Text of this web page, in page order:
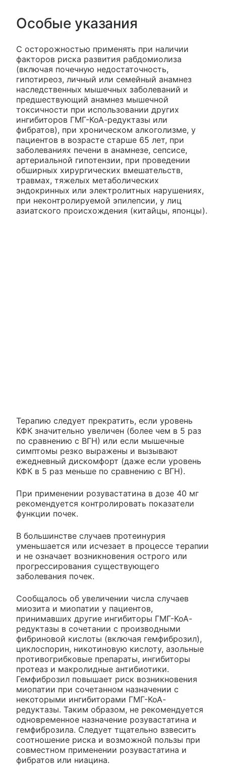
Особые указания
С осторожностью применять при наличии
факторов риска развития рабдомиолиза
(включая почечную недостаточность,
гипотиреоз, личный или семейный анамнез
наследственных мышечных заболеваний и
предшествующий анамнез мышечной
токсичности при использовании других
ингибиторов ГМГ-КоА-редуктазы или
фибратов), при хроническом алкоголизме, у
пациентов в возрасте старше 65 лет, при
заболеваниях печени в анамнезе, сепсисе,
артериальной гипотензии, при проведении
обширных хирургических вмешательств,
травмах, тяжелых метаболических
эндокринных или электролитных нарушениях,
при неконтролируемой эпилепсии, у лиц
азиатского происхождения (китайцы, японцы).
Терапию следует прекратить, если уровень
КФК значительно увеличен (более чем в 5 раз
по сравнению с ВГН) или если мышечные
симптомы резко выражены и вызывают
ежедневный дискомфорт (даже если уровень
КФК в 5 раз меньше по сравнению с ВГН).
При применении розувастатина в дозе 40 мг
рекомендуется контролировать показатели
функции почек.
В большинстве случаев протеинурия
уменьшается или исчезает в процессе терапии
и не означает возникновения острого или
прогрессирования существующего
заболевания почек.
Сообщалось об увеличении числа случаев
миозита и миопатии у пациентов,
принимавших другие ингибиторы ГМГ-КоА-
редуктазы в сочетании с производными
фибриновой кислоты (включая гемфиброзил),
циклоспорин, никотиновую кислоту, азольные
противогрибковые препараты, ингибиторы
протеаз и макролидные антибиотики.
Гемфиброзил повышает риск возникновения
миопатии при сочетанном назначении с
некоторыми ингибиторами ГМГ-КоА-
редуктазы. Таким образом, не рекомендуется
одновременное назначение розувастатина и
гемфиброзила. Следует тщательно взвесить
соотношение риска и возможной пользы при
совместном применении розувастатина и
фибратов или ниацина.